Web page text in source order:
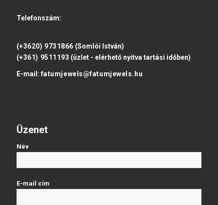
Telefonszám:
(+3620) 9731866 (Somlói István)
(+361) 9511193 (üzlet - elérhető nyitva tartási időben)
E-mail: fatumjewels@fatumjewels.hu
Üzenet
Név
E-mail cím